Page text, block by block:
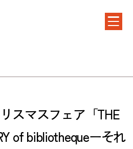
リスマスフェア「THE
of bibliothequeーそれ